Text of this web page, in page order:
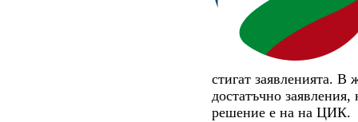
стигат заявленията. В
достатъчно
решение е на на ЦИК.